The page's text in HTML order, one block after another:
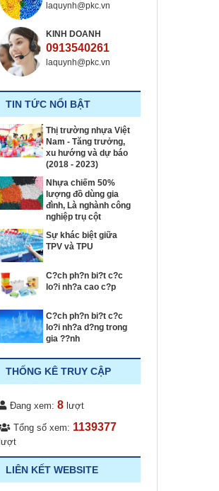
laquynh@pkc.vn
KINH DOANH
0913540261
laquynh@pkc.vn
TIN TỨC NỔI BẬT
Thị trường nhựa Việt
Nam - Tăng trưởng,
xu hướng và dự báo
(2018 - 2023)
Nhựa chiếm 50%
lượng đồ dùng gia
đình, Là nghành công
nghiệp trụ cột
Sự khác biệt giữa
TPV và TPU
C?ch ph?n bi?t c?c
lo?i nh?a cao c?p
C?ch ph?n bi?t c?c
lo?i nh?a d?ng trong
gia ??nh
THỐNG KÊ TRUY CẬP
Đang xem:8 lượt
Tổng số xem: 1139377
lượt
LIÊN KẾT WEBSITE